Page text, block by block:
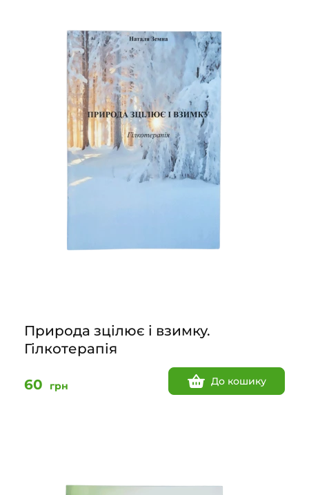
Природа зцілює і взимку.
Гілкотерапія
60 грн До кошику